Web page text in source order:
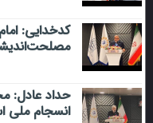
کدخدایی:
حداد عادل:
انسجام ملی